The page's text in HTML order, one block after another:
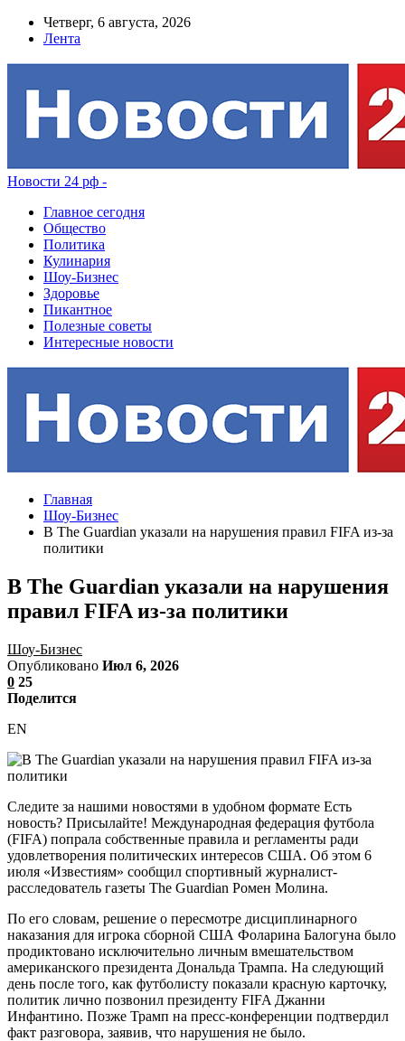
Четверг, 6 августа, 2026
Лента
Новости 24 рф -
Главное сегодня
Общество
Политика
Кулинария
Шоу-Бизнес
Здоровье
Пикантное
Полезные советы
Интересные новости
Главная
Шоу-Бизнес
В The Guardian указали на нарушения правил FIFA из-за
политики
В The Guardian указали на нарушения
правил FIFA из-за политики
Шоу-Бизнес
Опубликовано Июл 6, 2026
0 25
Поделится
EN
Следите за нашими новостями в удобном формате Есть
новость? Присылайте! Международная федерация футбола
(FIFA) попрала собственные правила и регламенты ради
удовлетворения политических интересов США. Об этом 6
июля «Известиям» сообщил спортивный журналист-
расследователь газеты The Guardian Ромен Молина.
По его словам, решение о пересмотре дисциплинарного
наказания для игрока сборной США Фоларина Балогуна было
продиктовано исключительно личным вмешательством
американского президента Дональда Трампа. На следующий
день после того, как футболисту показали красную карточку,
политик лично позвонил президенту FIFA Джанни
Инфантино. Позже Трамп на пресс-конференции подтвердил
факт разговора, заявив, что нарушения не было.